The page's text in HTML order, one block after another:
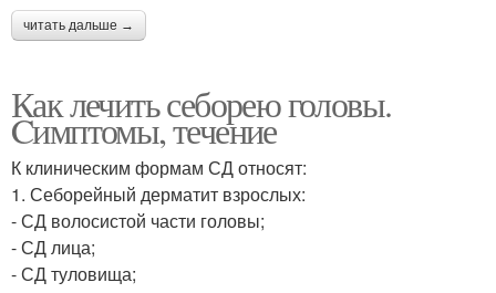
читать дальше →
Как лечить себорею головы.
Cимптомы, течение
К клиническим формам СД относят:
1. Себорейный дерматит взрослых:
- СД волосистой части головы;
- СД лица;
- СД туловища;